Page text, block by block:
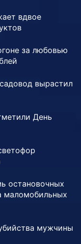
вдвое
за любовью
вырастил
День
остановочных
маломобильных
мужчины